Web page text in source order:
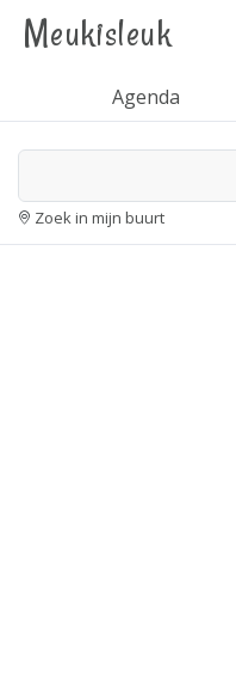
Meukisleuk
Agenda
Zoek in mijn buurt